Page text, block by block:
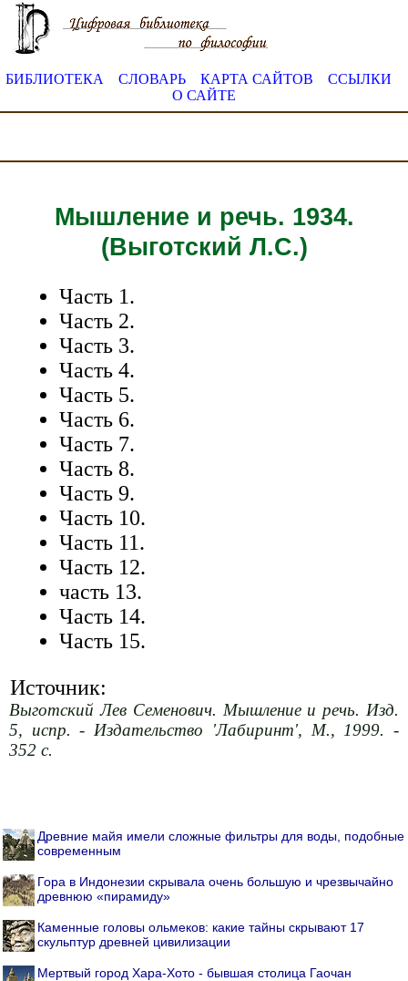
БИБЛИОТЕКА СЛОВАРЬ КАРТА САЙТОВ
ССЫЛКИ
О САЙТЕ
Мышление и речь. 1934.
(Выготский Л.С.)
Часть 1.
Часть 2.
Часть 3.
Часть 4.
Часть 5.
Часть 6.
Часть 7.
Часть 8.
Часть 9.
Часть 10.
Часть 11.
Часть 12.
часть 13.
Часть 14.
Часть 15.
Источник:
Выготский Лев Семенович. Мышление и речь. Изд.
5, испр. - Издательство 'Лабиринт', М., 1999. -
352 с.
Древние майя имели сложные фильтры для воды, подобные
современным
Гора в Индонезии скрывала очень большую и чрезвычайно
древнюю «пирамиду»
Каменные головы ольмеков: какие тайны скрывают 17
скульптур древней цивилизации
Мертвый город Хара-Хото - бывшая столица Гаочан